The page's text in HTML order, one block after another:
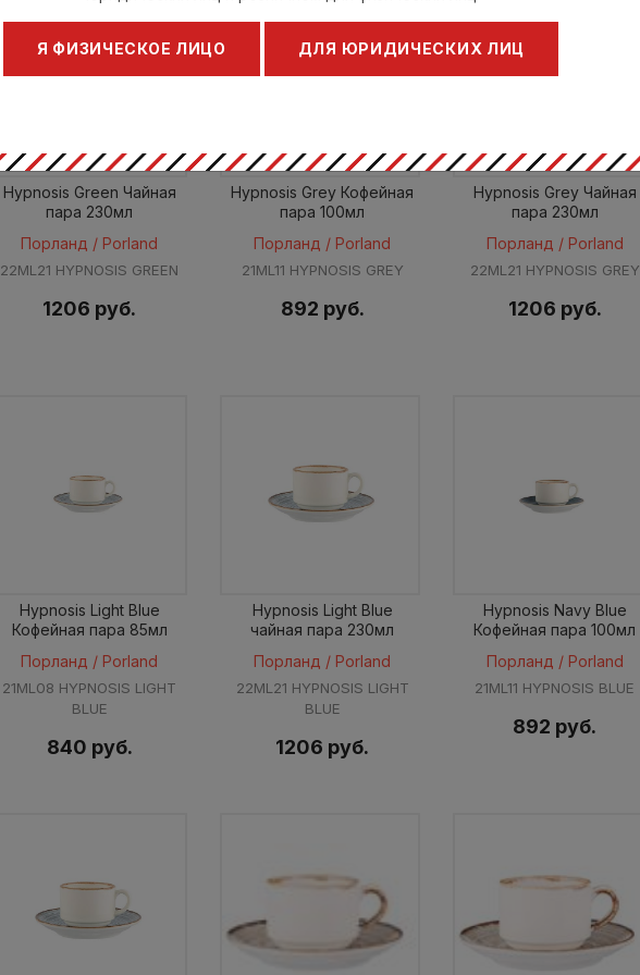
Hypnosis Green Чайная
пара 230мл
Порланд / Porland
22ML21 HYPNOSIS GREEN
1206 руб.
Hypnosis Grey Кофейная
пара 100мл
Порланд / Porland
21ML11 HYPNOSIS GREY
892 руб.
Hypnosis Grey Чайная
пара 230мл
Порланд / Porland
22ML21 HYPNOSIS GREY
1206 руб.
Hypnosis Light Blue
Кофейная пара 85мл
Порланд / Porland
21ML08 HYPNOSIS LIGHT
BLUE
840 руб.
Hypnosis Light Blue
чайная пара 230мл
Порланд / Porland
22ML21 HYPNOSIS LIGHT
BLUE
1206 руб.
Hypnosis Navy Blue
Кофейная пара 100мл
Порланд / Porland
21ML11 HYPNOSIS BLUE
892 руб.
Я ФИЗИЧЕСКОЕ ЛИЦО ДЛЯ ЮРИДИЧЕСКИХ ЛИЦ